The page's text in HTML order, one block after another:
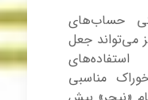
حساب‌های
می‌تواند جعل
مناسبی